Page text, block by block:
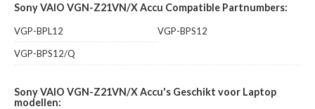
Sony VAIO VGN-Z21VN/X Accu Compatible Partnumbers:
VGP-BPL12
VGP-BPS12
VGP-BPS12/Q
Sony VAIO VGN-Z21VN/X Accu's Geschikt voor Laptop
modellen: